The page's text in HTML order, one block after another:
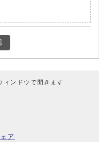
ィンドウで開きます
ア